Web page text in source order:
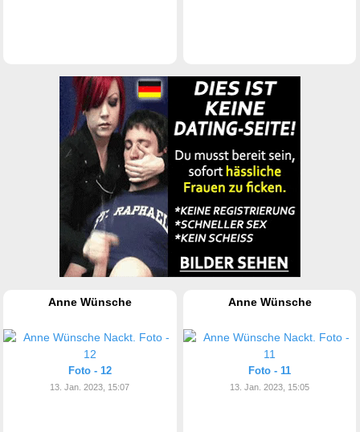
Anne Wünsche
Foto - 12
13. Jan. 2023, 15:07
Anne Wünsche
Foto - 11
13. Jan. 2023, 15:05